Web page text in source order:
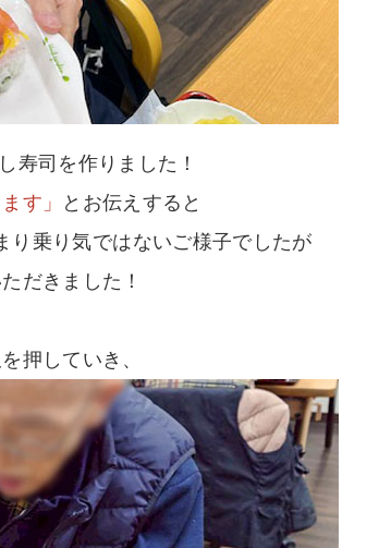
寿司を作りました！
す」
とお伝えすると
り乗り気ではないご様子でしたが
だきました！
押していき、